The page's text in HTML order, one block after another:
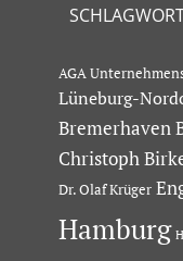
AGA
Lüneburg-
Bremerhaven
Christoph
Dr. Olaf Krüger
Hamburg